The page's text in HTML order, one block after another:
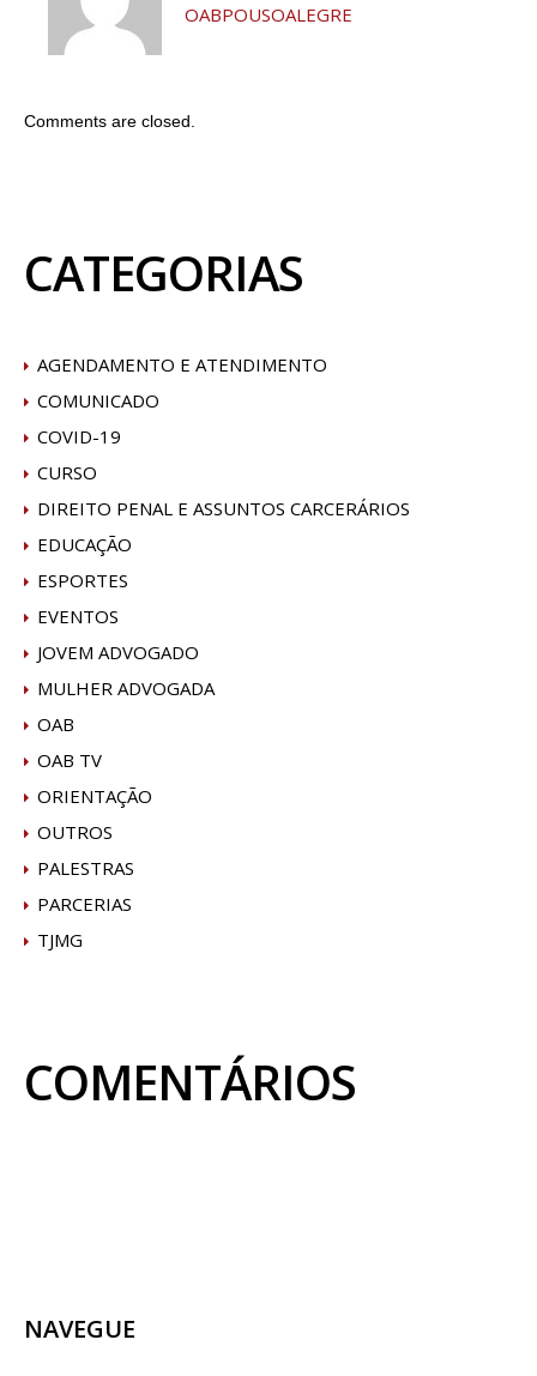
OABPOUSOALEGRE
Comments are closed.
CATEGORIAS
AGENDAMENTO E ATENDIMENTO
COMUNICADO
COVID-19
CURSO
DIREITO PENAL E ASSUNTOS CARCERÁRIOS
EDUCAÇÃO
ESPORTES
EVENTOS
JOVEM ADVOGADO
MULHER ADVOGADA
OAB
OAB TV
ORIENTAÇÃO
OUTROS
PALESTRAS
PARCERIAS
TJMG
COMENTÁRIOS
NAVEGUE